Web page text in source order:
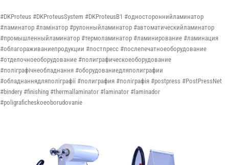
#DKProteus #DKProteusSystem #DKProteusB1 #одностороннийламинатор
#ламинатор #ламінатор #рулонныйламинатор #автоматическийламинатор
#промышленныйламинатор #термоламинатор #ламинирование #ламинация
#облагораживаниепродукции #постпресс #послепечатноеоборудование
#отделочноеоборудование #полиграфическоеоборудование
#поліграфічнеобладнання #оборудованиедляполиграфии
#обладнаннядляполіграфії #полиграфия #поліграфія #postpress #PostPressNet
#bindery #finishing #thermallaminator #laminator #laminador
#poligraficheskoeoborudovanie